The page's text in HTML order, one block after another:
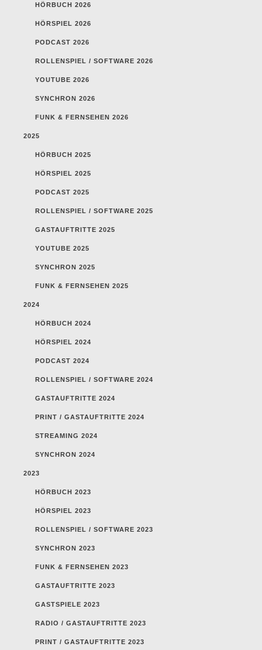
HÖRBUCH 2026
HÖRSPIEL 2026
PODCAST 2026
ROLLENSPIEL / SOFTWARE 2026
YOUTUBE 2026
SYNCHRON 2026
FUNK & FERNSEHEN 2026
2025
HÖRBUCH 2025
HÖRSPIEL 2025
PODCAST 2025
ROLLENSPIEL / SOFTWARE 2025
GASTAUFTRITTE 2025
YOUTUBE 2025
SYNCHRON 2025
FUNK & FERNSEHEN 2025
2024
HÖRBUCH 2024
HÖRSPIEL 2024
PODCAST 2024
ROLLENSPIEL / SOFTWARE 2024
GASTAUFTRITTE 2024
PRINT / GASTAUFTRITTE 2024
STREAMING 2024
SYNCHRON 2024
2023
HÖRBUCH 2023
HÖRSPIEL 2023
ROLLENSPIEL / SOFTWARE 2023
SYNCHRON 2023
FUNK & FERNSEHEN 2023
GASTAUFTRITTE 2023
GASTSPIELE 2023
RADIO / GASTAUFTRITTE 2023
PRINT / GASTAUFTRITTE 2023